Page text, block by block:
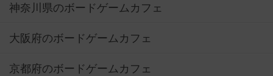
神奈川県のボードゲームカフェ
大阪府のボードゲームカフェ
京都府のボードゲームカフェ